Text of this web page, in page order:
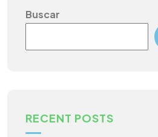
Buscar
RECENT POSTS